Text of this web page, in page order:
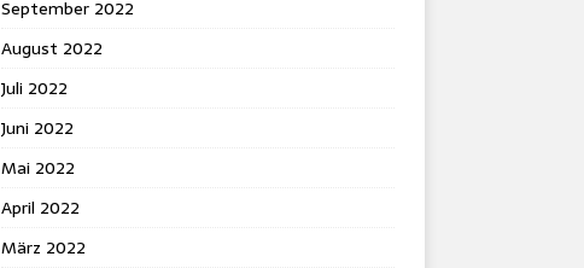
September 2022
August 2022
Juli 2022
Juni 2022
Mai 2022
April 2022
März 2022